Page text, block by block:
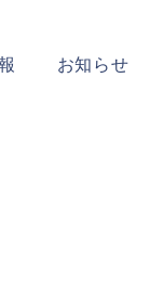
お知らせ